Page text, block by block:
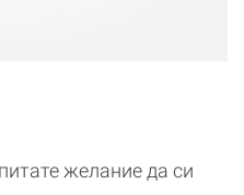
желание да си